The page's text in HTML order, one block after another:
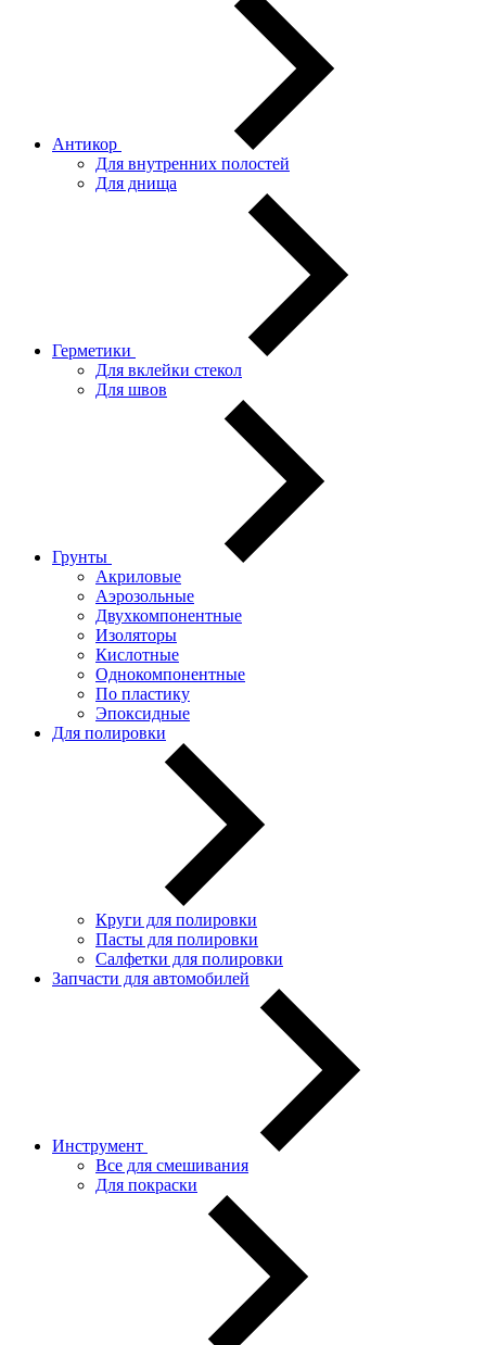
Антикор
Для внутренних полостей
Для днища
Герметики
Для вклейки стекол
Для швов
Грунты
Акриловые
Аэрозольные
Двухкомпонентные
Изоляторы
Кислотные
Однокомпонентные
По пластику
Эпоксидные
Для полировки
Круги для полировки
Пасты для полировки
Салфетки для полировки
Запчасти для автомобилей
Инструмент
Все для смешивания
Для покраски